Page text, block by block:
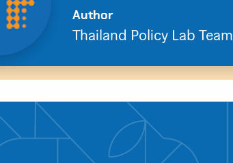
for:
Author
Thailand Policy Lab Team